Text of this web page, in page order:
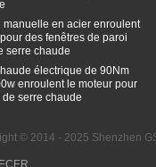
manuelle en acier enroulent
des fenêtres de paroi
serre chaude
électrique de 90Nm
enroulent le moteur pour
de serre chaude
© 2014 - 2025 Shenzhen
ECER